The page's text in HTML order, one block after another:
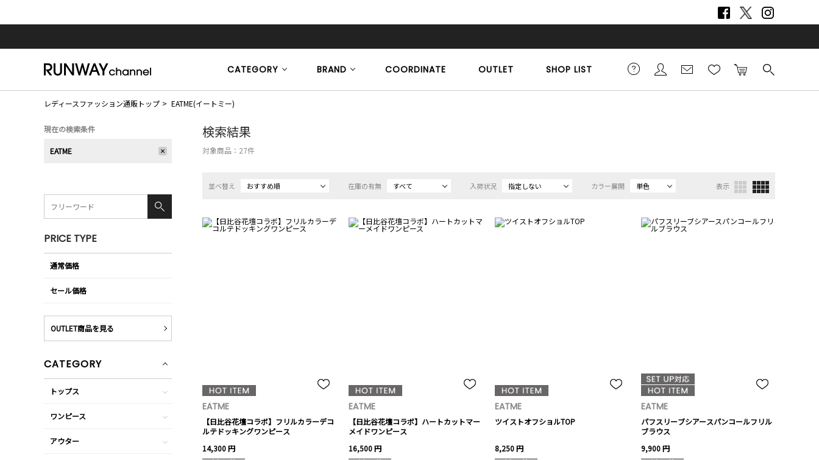
CATEGORY BRAND COORDINATE OUTLET SHOP LIST
レディースファッション通販トップ EATME(イートミー)
検索結果
対象商品： 27件
並べ替え おすすめ順 在庫の有無 すべて 入荷状況 指定しない カラー展開 単色 表示
EATME
【日比谷花壇コラボ】フリルカラーデコ
ルテドッキングワンピース
14,300 円
EATME
【日比谷花壇コラボ】ハートカットマー
メイドワンピース
16,500 円
EATME
ツイストオフショルTOP
8,250 円
EATME
パフスリーブシアースパンコールフリル
ブラウス
9,900 円
現在の検索条件
EATME
PRICE TYPE
通常価格
セール価格
OUTLET商品を見る
CATEGORY
トップス
ワンピース
アウター